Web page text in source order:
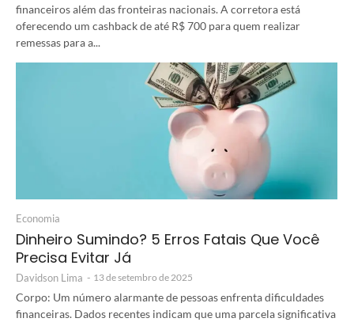
financeiros além das fronteiras nacionais. A corretora está
oferecendo um cashback de até R$ 700 para quem realizar
remessas para a...
Economia
Dinheiro Sumindo? 5 Erros Fatais Que Você
Precisa Evitar Já
Davidson Lima - 13 de setembro de 2025
Corpo: Um número alarmante de pessoas enfrenta dificuldades
financeiras. Dados recentes indicam que uma parcela significativa